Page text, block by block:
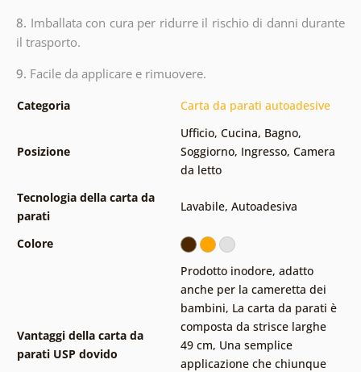
8. Imballata con cura per ridurre il rischio di danni durante
il trasporto.
9. Facile da applicare e rimuovere.
Categoria Carta da parati autoadesive
Posizione
Ufficio, Cucina, Bagno,
Soggiorno, Ingresso, Camera
da letto
Tecnologia della carta da
parati
Lavabile, Autoadesiva
Colore
Vantaggi della carta da
parati USP dovido
Prodotto inodore, adatto
anche per la cameretta dei
bambini, La carta da parati è
composta da strisce larghe
49 cm, Una semplice
applicazione che chiunque